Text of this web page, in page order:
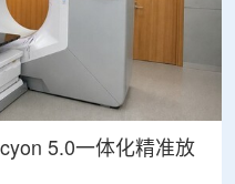
5.0一体化精准放